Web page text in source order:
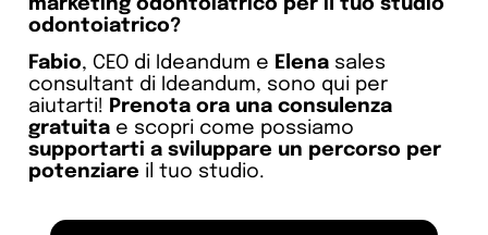
odontoiatrico?
Fabio, CEO di Ideandum e Elena sales
consultant di Ideandum, sono qui per
aiutarti! Prenota ora una consulenza
gratuita e scopri come possiamo
supportarti a sviluppare un percorso per
potenziare il tuo studio.